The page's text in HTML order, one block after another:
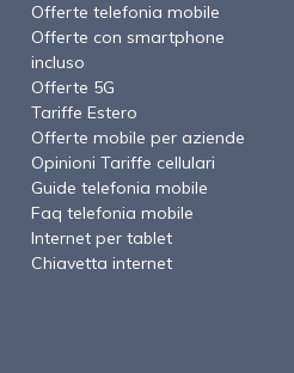
Offerte telefonia mobile
Offerte con smartphone
incluso
Offerte 5G
Tariffe Estero
Offerte mobile per aziende
Opinioni Tariffe cellulari
Guide telefonia mobile
Faq telefonia mobile
Internet per tablet
Chiavetta internet